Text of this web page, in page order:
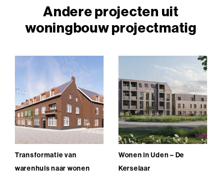
Andere projecten uit
woningbouw projectmatig
Transformatie van
warenhuis naar wonen
Wonen in Uden – De
Kerselaar